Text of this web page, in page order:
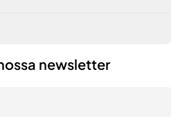
newsletter